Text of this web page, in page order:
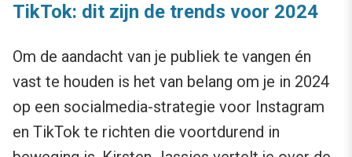
TikTok: dit zijn de trends voor 2024
Om de aandacht van je publiek te vangen én
vast te houden is het van belang om je in 2024
op een socialmedia-strategie voor Instagram
en TikTok te richten die voortdurend in